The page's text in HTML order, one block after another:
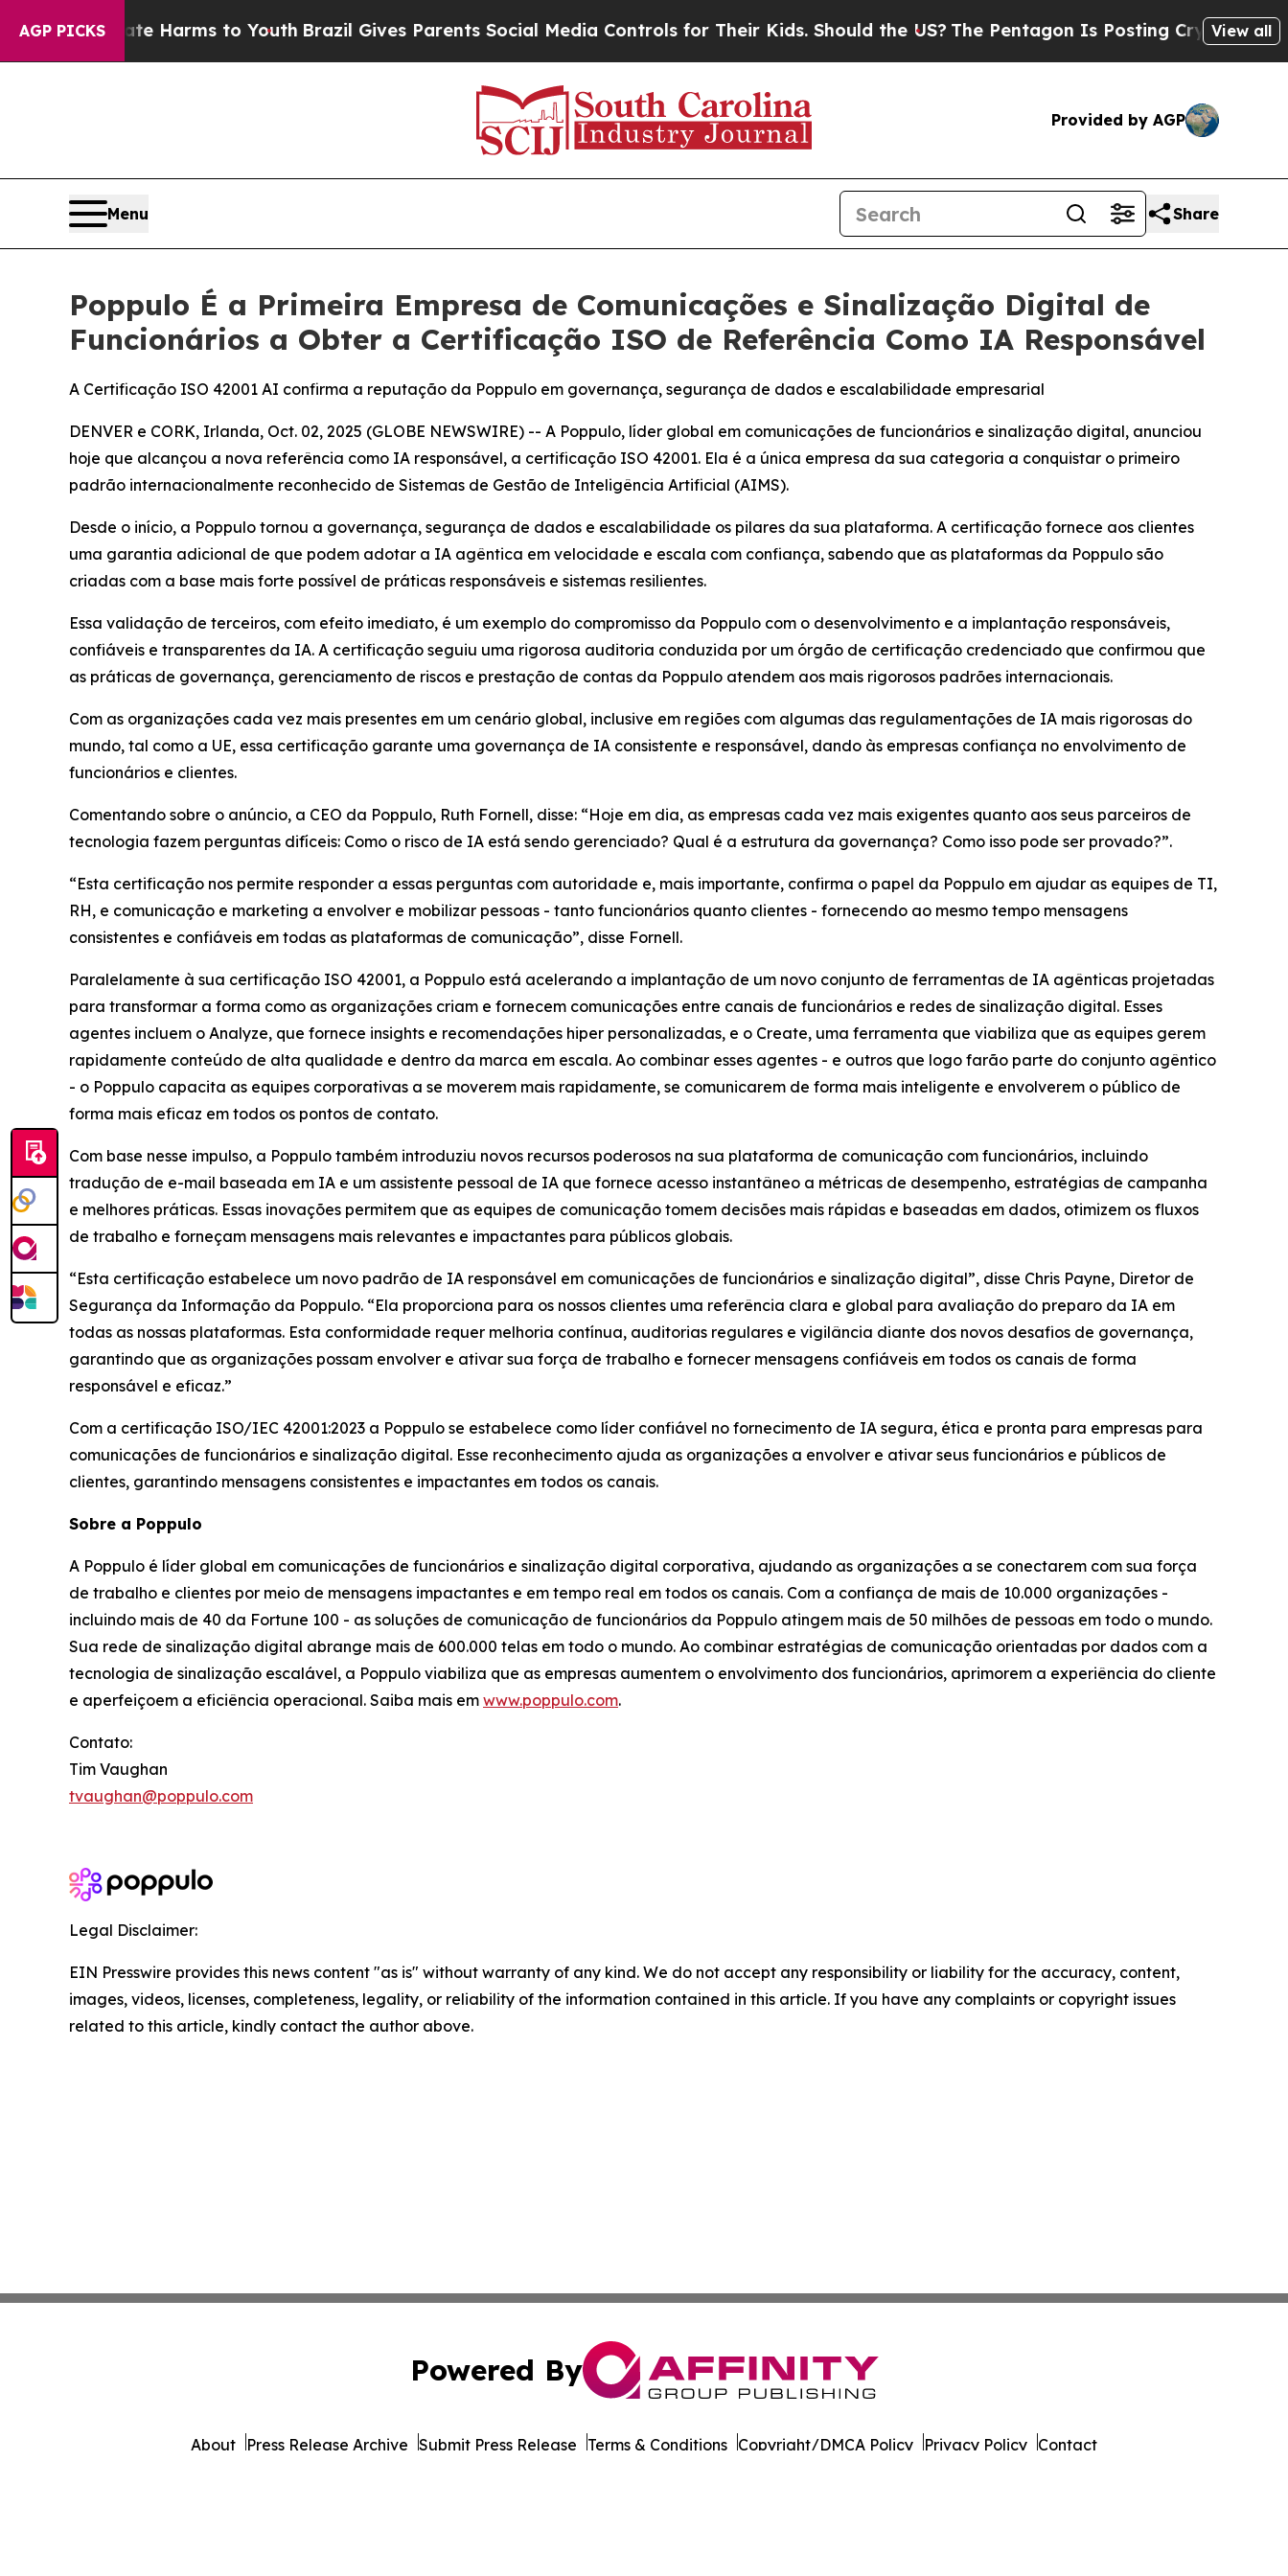
AGP PICKS
to Abate Harms to Youth Brazil Gives Parents Social Media Controls for Their Kids. Should the US?The Pentagon Is Posting Cryptic Biblical
View all
Provided by AGP
Menu Share
Poppulo É a Primeira Empresa de Comunicações e Sinalização Digital de
Funcionários a Obter a Certificação ISO de Referência Como IA Responsável
A Certificação ISO 42001 AI confirma a reputação da Poppulo em governança, segurança de dados e escalabilidade empresarial
DENVER e CORK, Irlanda, Oct. 02, 2025 (GLOBE NEWSWIRE) -- A Poppulo, líder global em comunicações de funcionários e sinalização digital, anunciou
hoje que alcançou a nova referência como IA responsável, a certificação ISO 42001. Ela é a única empresa da sua categoria a conquistar o primeiro
padrão internacionalmente reconhecido de Sistemas de Gestão de Inteligência Artificial (AIMS).
Desde o início, a Poppulo tornou a governança, segurança de dados e escalabilidade os pilares da sua plataforma. A certificação fornece aos clientes
uma garantia adicional de que podem adotar a IA agêntica em velocidade e escala com confiança, sabendo que as plataformas da Poppulo são
criadas com a base mais forte possível de práticas responsáveis e sistemas resilientes.
Essa validação de terceiros, com efeito imediato, é um exemplo do compromisso da Poppulo com o desenvolvimento e a implantação responsáveis,
confiáveis e transparentes da IA. A certificação seguiu uma rigorosa auditoria conduzida por um órgão de certificação credenciado que confirmou que
as práticas de governança, gerenciamento de riscos e prestação de contas da Poppulo atendem aos mais rigorosos padrões internacionais.
Com as organizações cada vez mais presentes em um cenário global, inclusive em regiões com algumas das regulamentações de IA mais rigorosas do
mundo, tal como a UE, essa certificação garante uma governança de IA consistente e responsável, dando às empresas confiança no envolvimento de
funcionários e clientes.
Comentando sobre o anúncio, a CEO da Poppulo, Ruth Fornell, disse: “Hoje em dia, as empresas cada vez mais exigentes quanto aos seus parceiros de
tecnologia fazem perguntas difíceis: Como o risco de IA está sendo gerenciado? Qual é a estrutura da governança? Como isso pode ser provado?”.
“Esta certificação nos permite responder a essas perguntas com autoridade e, mais importante, confirma o papel da Poppulo em ajudar as equipes de TI,
RH, e comunicação e marketing a envolver e mobilizar pessoas - tanto funcionários quanto clientes - fornecendo ao mesmo tempo mensagens
consistentes e confiáveis em todas as plataformas de comunicação”, disse Fornell.
Paralelamente à sua certificação ISO 42001, a Poppulo está acelerando a implantação de um novo conjunto de ferramentas de IA agênticas projetadas
para transformar a forma como as organizações criam e fornecem comunicações entre canais de funcionários e redes de sinalização digital. Esses
agentes incluem o Analyze, que fornece insights e recomendações hiper personalizadas, e o Create, uma ferramenta que viabiliza que as equipes gerem
rapidamente conteúdo de alta qualidade e dentro da marca em escala. Ao combinar esses agentes - e outros que logo farão parte do conjunto agêntico
- o Poppulo capacita as equipes corporativas a se moverem mais rapidamente, se comunicarem de forma mais inteligente e envolverem o público de
forma mais eficaz em todos os pontos de contato.
Com base nesse impulso, a Poppulo também introduziu novos recursos poderosos na sua plataforma de comunicação com funcionários, incluindo
tradução de e-mail baseada em IA e um assistente pessoal de IA que fornece acesso instantâneo a métricas de desempenho, estratégias de campanha
e melhores práticas. Essas inovações permitem que as equipes de comunicação tomem decisões mais rápidas e baseadas em dados, otimizem os fluxos
de trabalho e forneçam mensagens mais relevantes e impactantes para públicos globais.
“Esta certificação estabelece um novo padrão de IA responsável em comunicações de funcionários e sinalização digital”, disse Chris Payne, Diretor de
Segurança da Informação da Poppulo. “Ela proporciona para os nossos clientes uma referência clara e global para avaliação do preparo da IA em
todas as nossas plataformas. Esta conformidade requer melhoria contínua, auditorias regulares e vigilância diante dos novos desafios de governança,
garantindo que as organizações possam envolver e ativar sua força de trabalho e fornecer mensagens confiáveis em todos os canais de forma
responsável e eficaz.”
Com a certificação ISO/IEC 42001:2023 a Poppulo se estabelece como líder confiável no fornecimento de IA segura, ética e pronta para empresas para
comunicações de funcionários e sinalização digital. Esse reconhecimento ajuda as organizações a envolver e ativar seus funcionários e públicos de
clientes, garantindo mensagens consistentes e impactantes em todos os canais.
Sobre a Poppulo
A Poppulo é líder global em comunicações de funcionários e sinalização digital corporativa, ajudando as organizações a se conectarem com sua força
de trabalho e clientes por meio de mensagens impactantes e em tempo real em todos os canais. Com a confiança de mais de 10.000 organizações -
incluindo mais de 40 da Fortune 100 - as soluções de comunicação de funcionários da Poppulo atingem mais de 50 milhões de pessoas em todo o mundo.
Sua rede de sinalização digital abrange mais de 600.000 telas em todo o mundo. Ao combinar estratégias de comunicação orientadas por dados com a
tecnologia de sinalização escalável, a Poppulo viabiliza que as empresas aumentem o envolvimento dos funcionários, aprimorem a experiência do cliente
e aperfeiçoem a eficiência operacional. Saiba mais em www.poppulo.com.
Contato:
Tim Vaughan
tvaughan@poppulo.com
Legal Disclaimer:
EIN Presswire provides this news content "as is" without warranty of any kind. We do not accept any responsibility or liability for the accuracy, content,
images, videos, licenses, completeness, legality, or reliability of the information contained in this article. If you have any complaints or copyright issues
related to this article, kindly contact the author above.
Powered By
About Press Release Archive Submit Press Release Terms & Conditions Copyright/DMCA Policy Privacy Policy Contact